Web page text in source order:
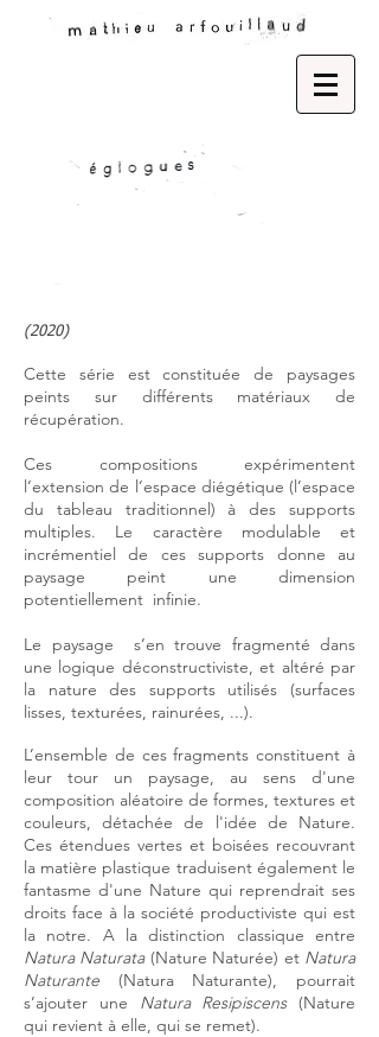
(2020)
Cette série est constituée de paysages
peints sur différents matériaux de
récupération.
Ces compositions expérimentent
l’extension de l’espace diégétique (l’espace
du tableau traditionnel) à des supports
multiples. Le caractère modulable et
incrémentiel de ces supports donne au
paysage peint une dimension
potentiellement infinie.
Le paysage s’en trouve fragmenté dans
une logique déconstructiviste, et altéré par
la nature des supports utilisés (surfaces
lisses, texturées, rainurées, ...).
L’ensemble de ces fragments constituent à
leur tour un paysage, au sens d'une
composition aléatoire de formes, textures et
couleurs, détachée de l'idée de Nature.
Ces étendues vertes et boisées recouvrant
la matière plastique traduisent également le
fantasme d'une Nature qui reprendrait ses
droits face à la société productiviste qui est
la notre. A la distinction classique entre
Natura Naturata(Nature Naturée) et Natura
Naturante (Natura Naturante), pourrait
s’ajouter une Natura Resipiscens(Nature
qui revient à elle, qui se remet).